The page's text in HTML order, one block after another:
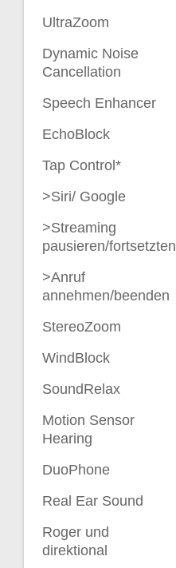
UltraZoom
Dynamic Noise
Cancellation
Speech Enhancer
EchoBlock
Tap Control*
>Siri/ Google
>Streaming
pausieren/fortsetzten
>Anruf
annehmen/beenden
StereoZoom
WindBlock
SoundRelax
Motion Sensor
Hearing
DuoPhone
Real Ear Sound
Roger und
direktional